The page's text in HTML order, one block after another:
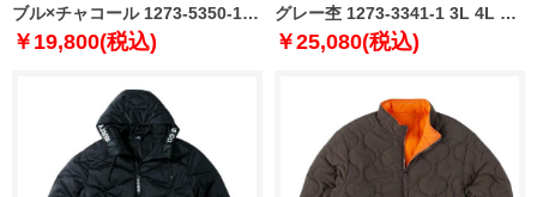
ブル×チャコール 1273-5350-1
3L 4L 5L 6L 8L
￥19,800(税込)
グレー杢 1273-3341-1 3L 4L 5L
6L 8L
￥25,080(税込)